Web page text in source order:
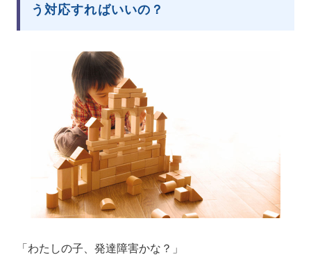
う対応すればいいの？
「わたしの子、発達障害かな？」